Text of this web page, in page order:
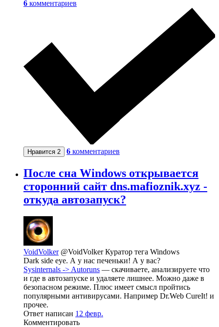
6 комментариев
Нравится 2 6 комментариев
После сна Windows открывается
сторонний сайт dns.mafioznik.xyz -
откуда автозапуск?
VoidVolker @VoidVolkerКуратор тега Windows
Dark side eye. А у нас печеньки! А у вас?
Sysinternals -> Autoruns — скачиваете, анализируете что
и где в автозапуске и удаляете лишнее. Можно даже в
безопасном режиме. Плюс имеет смысл пройтись
популярными антивирусами. Например Dr.Web CureIt! и
прочее.
Ответ написан 12 февр.
Комментировать